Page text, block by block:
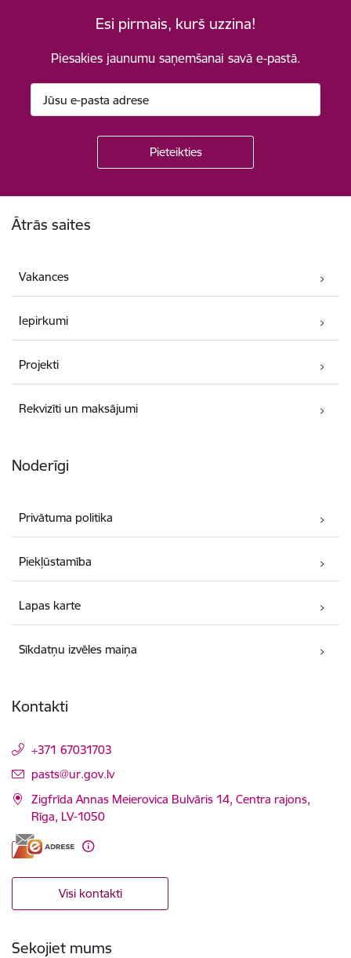
Esi pirmais, kurš uzzina!
Piesakies jaunumu saņemšanai savā e-pastā.
Ātrās saites
Vakances
Iepirkumi
Projekti
Rekvizīti un maksājumi
Noderīgi
Privātuma politika
Piekļūstamība
Lapas karte
Sīkdatņu izvēles maiņa
Kontakti
+371 67031703
E-pasts:
pasts@ur.gov.lv
Zigfrīda Annas Meierovica Bulvāris 14, Centra rajons,
Rīga, LV-1050
Visi kontakti
Sekojiet mums